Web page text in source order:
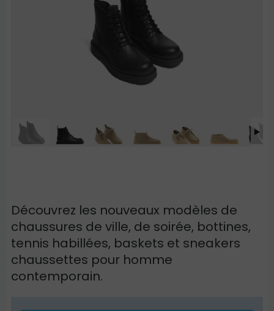
Découvrez les nouveaux modèles de
chaussures de ville, de soirée, bottines,
tennis habillées, baskets et sneakers
chaussettes pour homme
contemporain.